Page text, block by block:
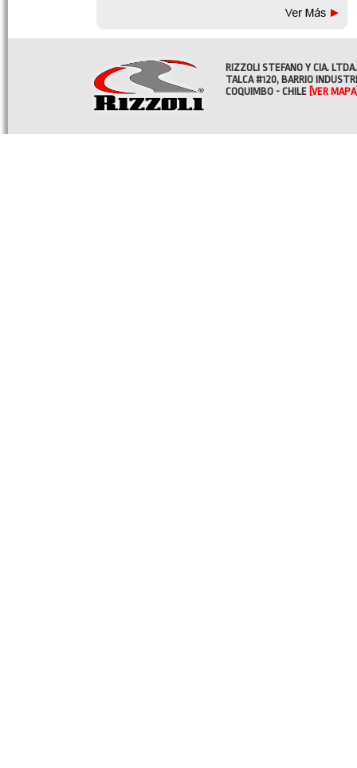
RIZZOLI STEFANO Y CIA. LTDA.
TALCA #120, BARRIO
COQUIMBO - CHILE [VER